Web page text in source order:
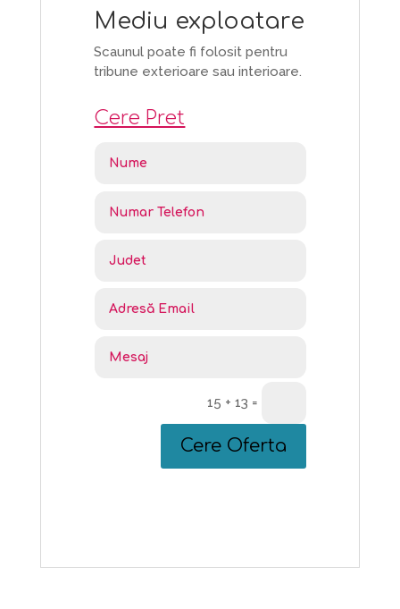
Mediu exploatare
Scaunul poate fi folosit pentru
tribune exterioare sau interioare.
Cere Pret
15 + 13 =
Cere Oferta